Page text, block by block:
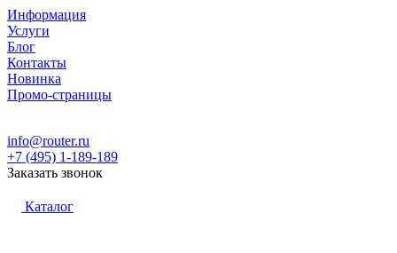
Информация
Услуги
Блог
Контакты
Новинка
Промо-страницы
info@router.ru
+7 (495) 1-189-189
Заказать звонок
Каталог